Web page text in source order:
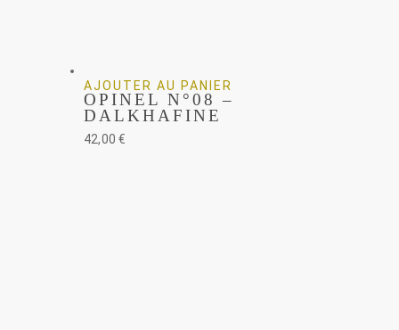
AJOUTER AU PANIER
OPINEL N°08 –
DALKHAFINE
42,00€